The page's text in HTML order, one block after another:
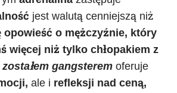
jest walutą cenniejszą niż
opowieść o mężczyźnie, który
więcej niż tylko chłopakiem z
gangsterem oferuje
ale i refleksji nad ceną,